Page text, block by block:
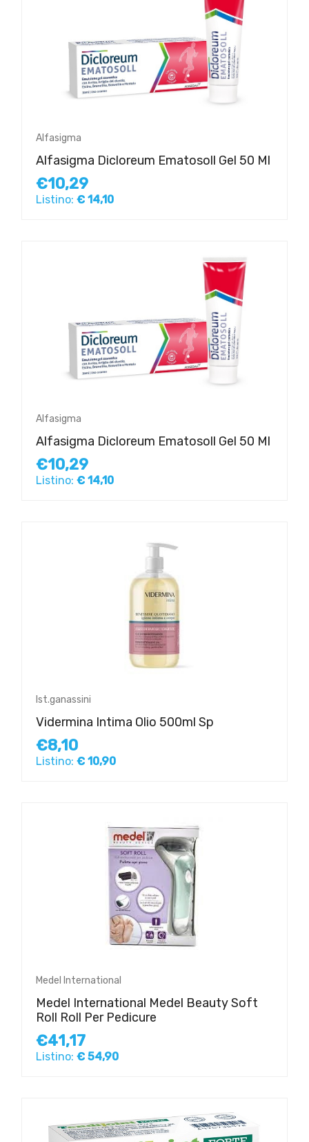
Alfasigma
Alfasigma Dicloreum Ematosoll Gel 50 Ml
€10,29
Listino: € 14,10
Alfasigma
Alfasigma Dicloreum Ematosoll Gel 50 Ml
€10,29
Listino: € 14,10
Ist.ganassini
Vidermina Intima Olio 500ml Sp
€8,10
Listino: € 10,90
Medel International
Medel International Medel Beauty Soft
Roll Roll Per Pedicure
€41,17
Listino: € 54,90